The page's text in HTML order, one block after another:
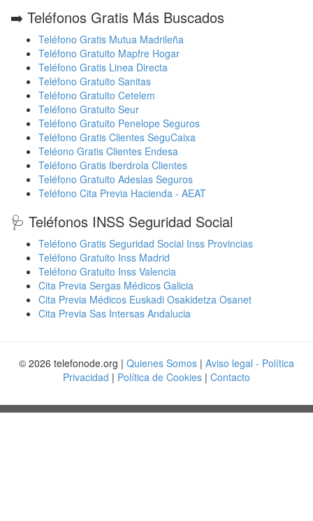
➡️ Teléfonos Gratis Más Buscados
Teléfono Gratis Mutua Madrileña
Teléfono Gratuito Mapfre Hogar
Teléfono Gratis Linea Directa
Teléfono Gratuito Sanitas
Teléfono Gratuito Cetelem
Teléfono Gratuito Seur
Teléfono Gratuito Penelope Seguros
Teléfono Gratis Clientes SeguCaixa
Teléono Gratis Clientes Endesa
Teléfono Gratis Iberdrola Clientes
Teléfono Gratuito Adeslas Seguros
Teléfono Cita Previa Hacienda - AEAT
🩺 Teléfonos INSS Seguridad Social
Teléfono Gratis Seguridad Social Inss Provincias
Teléfono Gratuito Inss Madrid
Teléfono Gratuito Inss Valencia
Cita Previa Sergas Médicos Galicia
Cita Previa Médicos Euskadi Osakidetza Osanet
Cita Previa Sas Intersas Andalucia
© 2026 telefonode.org | Quienes Somos | Aviso legal - Política
Privacidad | Política de Cookies | Contacto